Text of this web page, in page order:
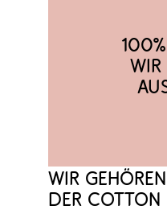
wir
Wir
der Cotton